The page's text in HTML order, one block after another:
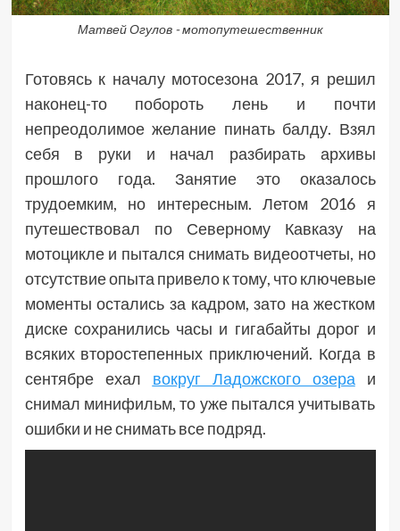
Матвей Огулов - мотопутешественник
Готовясь к началу мотосезона 2017, я решил
наконец-то побороть лень и почти
непреодолимое желание пинать балду. Взял
себя в руки и начал разбирать архивы
прошлого года. Занятие это оказалось
трудоемким, но интересным. Летом 2016 я
путешествовал по Северному Кавказу на
мотоцикле и пытался снимать видеоотчеты, но
отсутствие опыта привело к тому, что ключевые
моменты остались за кадром, зато на жестком
диске сохранились часы и гигабайты дорог и
всяких второстепенных приключений. Когда в
сентябре ехал вокруг Ладожского озераи
снимал минифильм, то уже пытался учитывать
ошибки и не снимать все подряд.